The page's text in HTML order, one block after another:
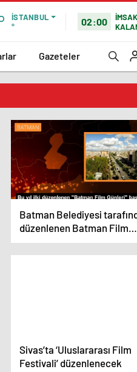
İSTANBUL
°
02:00
Gazeteler
Batman Belediyesi
düzenlenen Batman Film
Günleri başladı
Sivas’ta ‘Uluslararası Film
Festivali’ düzenlenecek